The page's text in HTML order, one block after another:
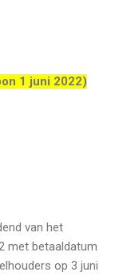
1 juni 2022)
van het
met betaaldatum
op 3 juni